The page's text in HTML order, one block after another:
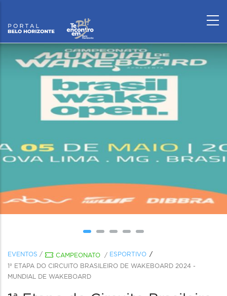
EVENTOS / CAMPEONATO / ESPORTIVO
1ª ETAPA DO CIRCUITO BRASILEIRO DE WAKEBOARD 2024 -
MUNDIAL DE WAKEBOARD